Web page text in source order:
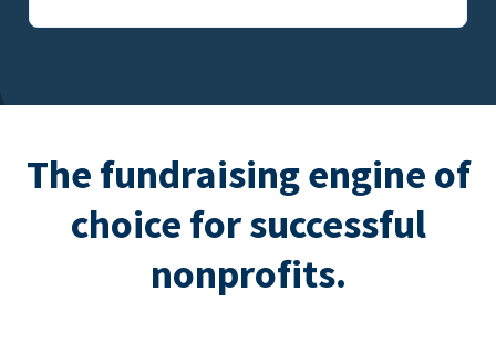
The fundraising engine of
choice for successful
nonprofits.